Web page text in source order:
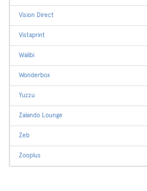
Vision Direct
Vistaprint
Walibi
Wonderbox
Yuzzu
Zalando Lounge
Zeb
Zooplus